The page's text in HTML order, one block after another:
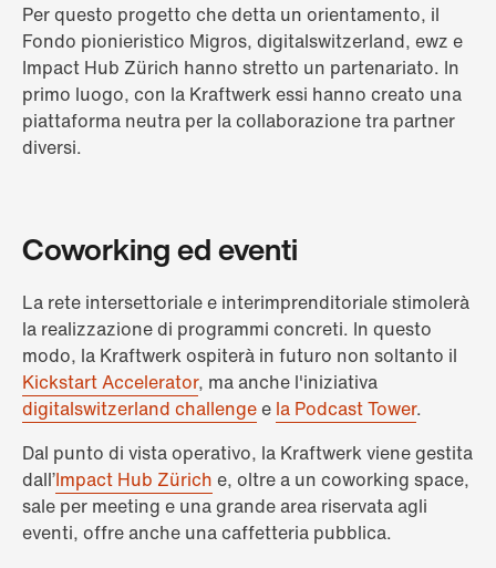
Per questo progetto che detta un orientamento, il
Fondo pionieristico Migros, digitalswitzerland, ewz e
Impact Hub Zürich hanno stretto un partenariato. In
primo luogo, con la Kraftwerk essi hanno creato una
piattaforma neutra per la collaborazione tra partner
diversi.
Coworking ed eventi
La rete intersettoriale e interimprenditoriale stimolerà
la realizzazione di programmi concreti. In questo
modo, la Kraftwerk ospiterà in futuro non soltanto il
Kickstart Accelerator, ma anche l'iniziativa
digitalswitzerland challengee la Podcast Tower.
Dal punto di vista operativo, la Kraftwerk viene gestita
dall’Impact Hub Zürich e, oltre a un coworking space,
sale per meeting e una grande area riservata agli
eventi, offre anche una caffetteria pubblica.